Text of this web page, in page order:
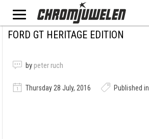
FORD GT HERITAGE EDITION
by peter ruch
Thursday 28 July, 2016 Published in